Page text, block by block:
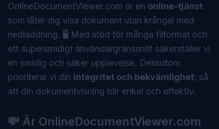
OnlineDocumentViewer.com är en online-tjänst
som låter dig visa dokument utan krångel med
nedladdning. 🖥️ Med stöd för många filformat och
ett supersmidigt användargränssnitt säkerställer vi
en smidig och säker upplevelse. Dessutom
prioriterar vi din integritet och bekvämlighet, så
att din dokumentvisning blir enkel och effektiv.
💸 Är OnlineDocumentViewer.com